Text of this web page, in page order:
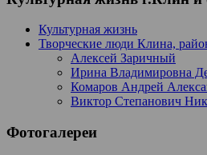
Культурная жизнь
Творческие люди Клина,
Алексей Заричный
Ирина Владимировна
Комаров Андрей
Виктор Степанович
Фотогалереи